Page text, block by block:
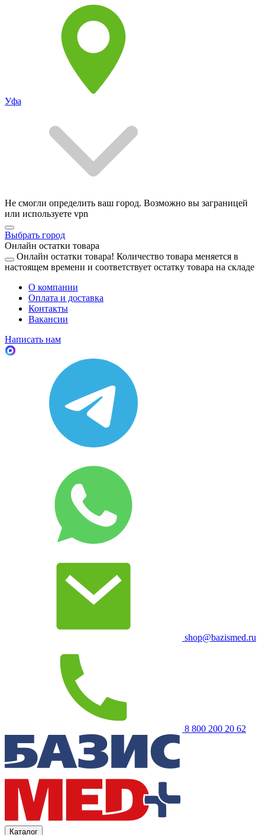
Уфа
Не смогли определить ваш город. Возможно вы заграницей
или используете vpn
Выбрать город
Онлайн остатки товара
Онлайн остатки товара! Количество товара меняется в
настоящем времени и соответствует остатку товара на складе
О компании
Оплата и доставка
Контакты
Вакансии
Написать нам
shop@bazismed.ru
8 800 200 20 62
Каталог